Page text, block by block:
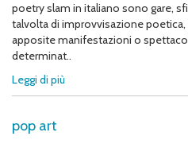
poetry slam in italiano sono gare,
talvolta di improvvisazione
apposite manifestazioni o
determinat..
Leggi di più
pop art